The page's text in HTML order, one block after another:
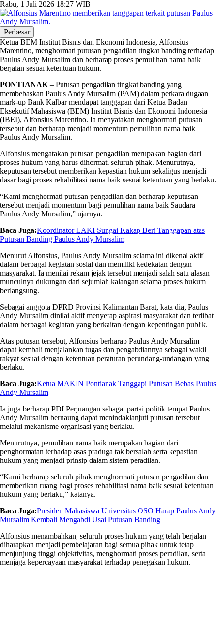
Rabu, 1 Juli 2026 18:27 WIB
Perbesar
Ketua BEM Institut Bisnis dan Ekonomi Indonesia, Alfonsius
Marentino, menghormati putusan pengadilan tingkat banding terhadap
Paulus Andy Mursalim dan berharap proses pemulihan nama baik
berjalan sesuai ketentuan hukum.
PONTIANAK – Putusan pengadilan tingkat banding yang
membebaskan Paulus Andy Mursalim (PAM) dalam perkara dugaan
mark-up Bank Kalbar mendapat tanggapan dari Ketua Badan
Eksekutif Mahasiswa (BEM) Institut Bisnis dan Ekonomi Indonesia
(IBEI), Alfonsius Marentino. Ia menyatakan menghormati putusan
tersebut dan berharap menjadi momentum pemulihan nama baik
Paulus Andy Mursalim.
Alfonsius mengatakan putusan pengadilan merupakan bagian dari
proses hukum yang harus dihormati seluruh pihak. Menurutnya,
keputusan tersebut memberikan kepastian hukum sekaligus menjadi
dasar bagi proses rehabilitasi nama baik sesuai ketentuan yang berlaku.
“Kami menghormati putusan pengadilan dan berharap keputusan
tersebut menjadi momentum bagi pemulihan nama baik Saudara
Paulus Andy Mursalim,” ujarnya.
Baca Juga:Koordinator LAKI Sungai Kakap Beri Tanggapan atas
Putusan Banding Paulus Andy Mursalim
Menurut Alfonsius, Paulus Andy Mursalim selama ini dikenal aktif
dalam berbagai kegiatan sosial dan memiliki kedekatan dengan
masyarakat. Ia menilai rekam jejak tersebut menjadi salah satu alasan
munculnya dukungan dari sejumlah kalangan selama proses hukum
berlangsung.
Sebagai anggota DPRD Provinsi Kalimantan Barat, kata dia, Paulus
Andy Mursalim dinilai aktif menyerap aspirasi masyarakat dan terlibat
dalam berbagai kegiatan yang berkaitan dengan kepentingan publik.
Atas putusan tersebut, Alfonsius berharap Paulus Andy Mursalim
dapat kembali menjalankan tugas dan pengabdiannya sebagai wakil
rakyat sesuai dengan ketentuan peraturan perundang-undangan yang
berlaku.
Baca Juga:Ketua MAKIN Pontianak Tanggapi Putusan Bebas Paulus
Andy Mursalim
Ia juga berharap PDI Perjuangan sebagai partai politik tempat Paulus
Andy Mursalim bernaung dapat menindaklanjuti putusan tersebut
melalui mekanisme organisasi yang berlaku.
Menurutnya, pemulihan nama baik merupakan bagian dari
penghormatan terhadap asas praduga tak bersalah serta kepastian
hukum yang menjadi prinsip dalam sistem peradilan.
“Kami berharap seluruh pihak menghormati putusan pengadilan dan
memberikan ruang bagi proses rehabilitasi nama baik sesuai ketentuan
hukum yang berlaku,” katanya.
Baca Juga:Presiden Mahasiswa Universitas OSO Harap Paulus Andy
Mursalim Kembali Mengabdi Usai Putusan Banding
Alfonsius menambahkan, seluruh proses hukum yang telah berjalan
diharapkan menjadi pembelajaran bagi semua pihak untuk tetap
menjunjung tinggi objektivitas, menghormati proses peradilan, serta
menjaga kepercayaan masyarakat terhadap penegakan hukum.